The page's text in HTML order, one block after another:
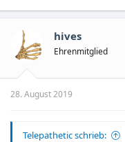
hives
Ehrenmitglied
28. August 2019
Telepathetic schrieb: